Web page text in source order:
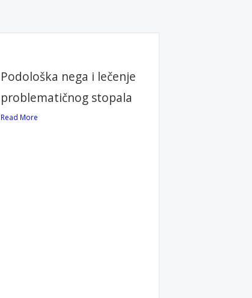
Podološka nega i lečenje
problematičnog stopala
Read More